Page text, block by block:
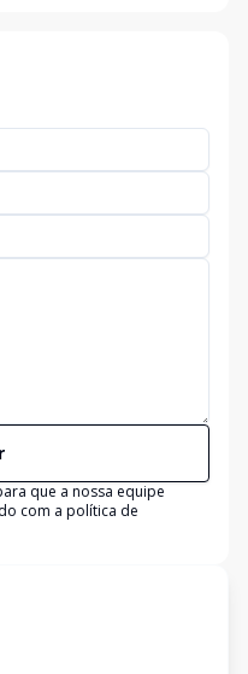
que a nossa equipe
com a política de